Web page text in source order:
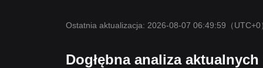
Ostatnia aktualizacja: 2026-08-07 06:49:59 （UTC+0
Dogłębna analiza